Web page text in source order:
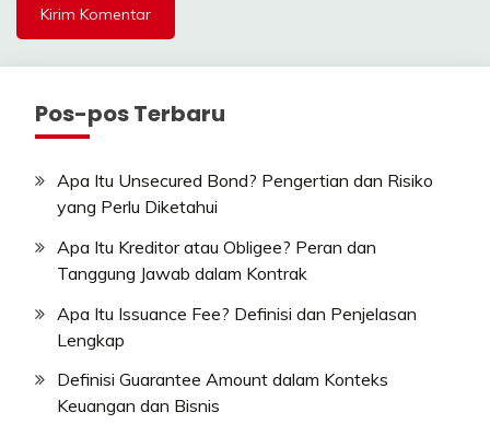
Pos-pos Terbaru
Apa Itu Unsecured Bond? Pengertian dan Risiko
yang Perlu Diketahui
Apa Itu Kreditor atau Obligee? Peran dan
Tanggung Jawab dalam Kontrak
Apa Itu Issuance Fee? Definisi dan Penjelasan
Lengkap
Definisi Guarantee Amount dalam Konteks
Keuangan dan Bisnis